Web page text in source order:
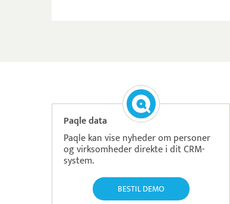
Paqle data
Paqle kan vise nyheder om personer
og virksomheder direkte i dit CRM-
system.
BESTIL DEMO